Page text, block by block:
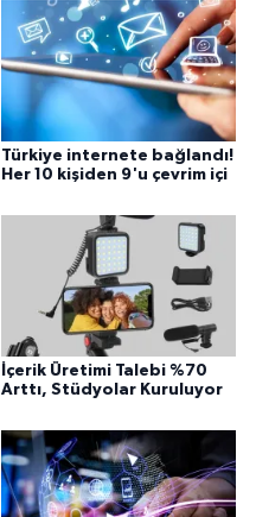
Türkiye internete bağlandı!
Her 10 kişiden 9'u çevrim içi
İçerik Üretimi Talebi %70
Arttı, Stüdyolar Kuruluyor